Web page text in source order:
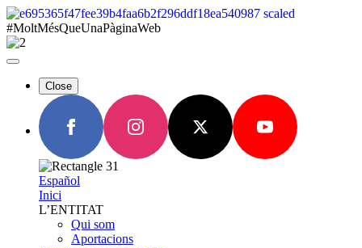
#MoltMésQueUnaPàginaWeb
Close
Español
Inici
L’ENTITAT
Qui som
Aportacions